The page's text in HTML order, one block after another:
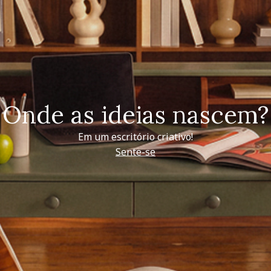
Onde as ideias nascem?
Em um escritório criativo!
Sente-se